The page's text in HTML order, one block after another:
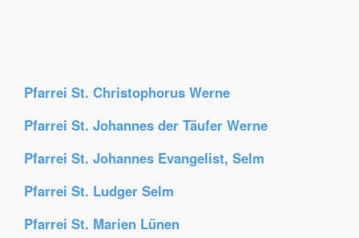
Pfarrei St. Christophorus Werne
Pfarrei St. Johannes der Täufer Werne
Pfarrei St. Johannes Evangelist, Selm
Pfarrei St. Ludger Selm
Pfarrei St. Marien Lünen